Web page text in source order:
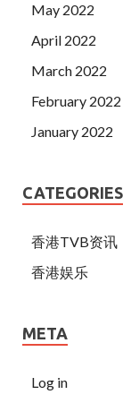
May 2022
April 2022
March 2022
February 2022
January 2022
CATEGORIES
香港TVB资讯
香港娱乐
META
Log in